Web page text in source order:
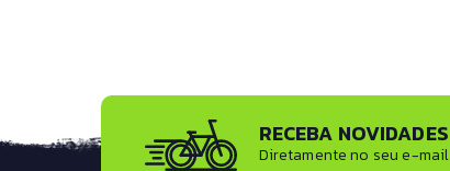
RECEBA NOVIDADES
Diretamente no seu e-mail